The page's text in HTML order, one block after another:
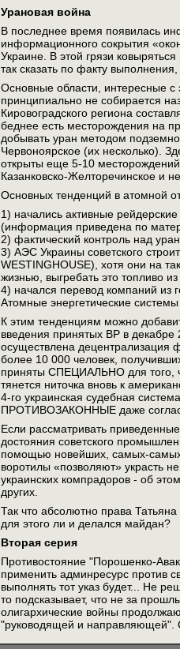
Урановая война
В последнее время появилась
информационного сокрытия
Украине. В этой грязи
так сказать по факту
Основные области, интересные с
принципиально не собирается
Кировоградского региона
беднее есть месторождения на
добывать уран методом
Червоноярское (их несколько).
открыты еще 5-10
Казанковско-Желторечинское и
Основных тенденций в атомной
1) начались активные
(информация приведена по
2) фактический контроль над
3) АЭС Украины советского
WESTINGHOUSE), хотя они на
жизнью, выгребать это топливо
4) начался перевод компаний
Атомные энергетические системы
К этим тенденциям можно
введения принятых ВР в декабре
осуществлена децентрализация
более 10 000 человек,
приняты СПЕЦИАЛЬНО для того,
тянется ниточка вновь к
4-го украинская судебная
ПРОТИВОЗАКОННЫЕ даже
Если рассматривать
достояния советского
помощью новейших, самых-самых
воротилы «позволяют» украсть
украинских компрадоров - об
других.
Так что абсолютно права
для этого ли и делался майдан?
Вторая серия
Противостояние "Порошенко-
применить админресурс против
выполнять тот указ будет... Не
то подсказывает, что не за
олигархические войны
"руководящей и направляющей".